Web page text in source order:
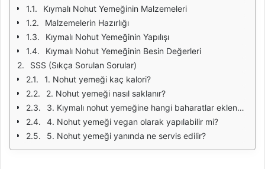
Kıymalı Nohut Yemeğinin Malzemeleri
Malzemelerin Hazırlığı
Kıymalı Nohut Yemeğinin Yapılışı
Kıymalı Nohut Yemeğinin Besin Değerleri
SSS (Sıkça Sorulan Sorular)
1. Nohut yemeği kaç kalori?
2. Nohut yemeği nasıl saklanır?
3. Kıymalı nohut yemeğine hangi baharatlar eklenebilir?
4. Nohut yemeği vegan olarak yapılabilir mi?
5. Nohut yemeği yanında ne servis edilir?